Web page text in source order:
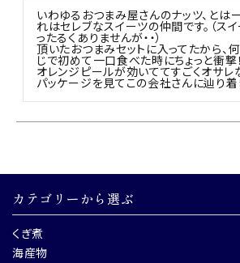
直営店
いわゆるおつまみ屋さんのナッツ、とは
れはセレブなスイーツの仲間です。（ス
ったるくありませんが・・）
頂いたおつまみセットに入ってたから、
じで初めて一口食べた時にちょっと衝撃！
オレンジピールが効いててすごくオサ
パッケージを見てこの会社さんに辿り着
カテゴリーから選ぶ
くぎ煮
海産物